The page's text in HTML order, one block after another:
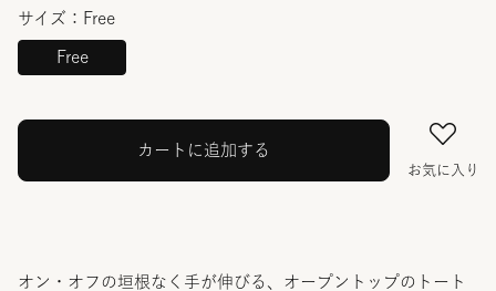
サイズ：Free
Free
カートに追加する
お気に入り
オン・オフの垣根なく手が伸びる、オープントップのトート